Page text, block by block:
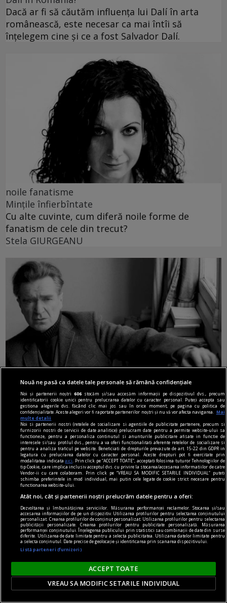
Dacă ar fi să căutăm influența lui Dalí în arta
românească, este necesar ca mai întîi să
înțelegem cine și ce a fost Salvador Dalí.
noile fanatisme
Mințile înfierbîntate
Cu alte cuvinte, cum diferă noile forme de
fanatism de cele din trecut?
Stela GIURGEANU
noile fanatisme
Dragă Domnule Cioran,
Pe vremuri, m-ați fi vrut arestat; acum, trebuie
să-mi acceptați o „distanță ironică de destinul
nostru”. Vai, lumea merge înainte cu „semi-
idealuri”!
Nouă ne pasă ca datele tale personale să rămână confidențiale
Noi și partenerii noștri606 stocăm și/sau accesăm informații pe dispozitivul dvs., precum
identificatorii cookie unici pentru prelucrarea datelor cu caracter personal. Puteți accepta sau
gestiona alegerile dvs. făcând clic mai jos sau în orice moment, pe pagina cu politica de
confidențialitate. Aceste alegeri vor fi raportate partenerilor noștri și nu vă vor afecta navigarea.
Mai
multe detalii
Noi si partenerii nostri (retelele de socializare si agentiile de publicitate partenere, precum si
furnizorii nostri de servicii de date analitice) prelucram date pentru a permite website-ului sa
functioneze, pentru a personaliza continutul si anunturile publicitare afisate in functie de
interesele si/sau profilul dvs., pentru a va oferi functionalitati aferente retelelor de socializare si
pentru a analiza traficul pe website. Beneficiati de drepturile prevazute de art. 15-22 din GDPR in
legatura cu prelucrarea datelor cu caracter personal. Aceste drepturi pot fi exercitate prin
modalitatea indicataaici
. Prin click pe “ACCEPT TOATE”, acceptati folosirea tuturor Tehnologiilor de
tip Cookie, care implica inclusiv acceptul dvs. cu privire la stocarea/accesarea informatiilor de catre
Vendor-ii cu care colaboram. Prin click pe “VREAU SA MODIFIC SETARILE INDIVIDUAL” puteti
schimba preferintele in mod individual, mai putin cele legate de cookie strict necesare pentru
functionarea website-ului.
Atât noi, cât și partenerii noștri prelucrăm datele pentru a oferi:
Dezvoltarea și îmbunătățirea serviciilor. Măsurarea performanței reclamelor. Stocarea și/sau
accesarea informațiilor de pe un dispozitiv. Utilizarea profilurilor pentru selectarea conținutului
personalizat. Crearea profilurilor de conținut personalizat. Utilizarea profilurilor pentru selectarea
publicității personalizate. Crearea profilurilor pentru publicitate personalizată. Măsurarea
performanței conținutului. Înțelegerea publicului prin statistici sau combinații de date din surse
diferite. Utilizarea de date limitate pentru a selecta publicitatea. Utilizarea datelor limitate pentru
a selecta conținutul. Date precise de geolocație și identificarea prin scanarea dispozitivului.
Listă parteneri (furnizori)
ACCEPT TOATE
VREAU SA MODIFIC SETARILE INDIVIDUAL